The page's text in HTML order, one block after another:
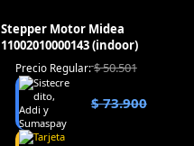
Stepper Motor Midea
11002010000143 (indoor)
Precio Regular:$50.501
$73.900